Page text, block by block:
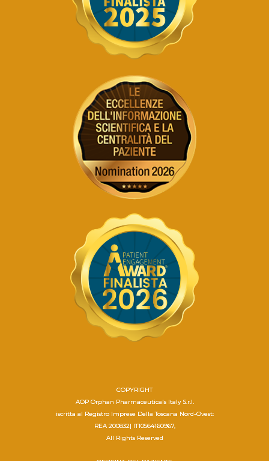
COPYRIGHT
AOP Orphan Pharmaceuticals Italy S.r.l.
iscritta al Registro Imprese Della Toscana Nord-Ovest:
REA 200832| IT10564160967,
All Rights Reserved